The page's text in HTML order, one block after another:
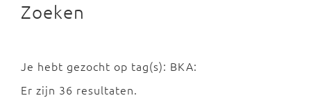
Zoeken
Je hebt gezocht op tag(s): BKA:
Er zijn 36 resultaten.